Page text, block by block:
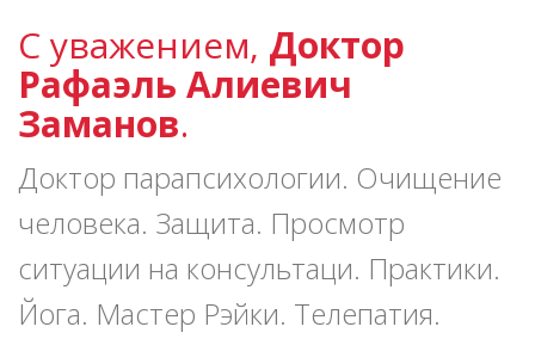
С уважением, Доктор
Рафаэль Алиевич
Заманов.
Доктор парапсихологии. Очищение
человека. Защита. Просмотр
ситуации на консультаци. Практики.
Йога. Мастер Рэйки. Телепатия.